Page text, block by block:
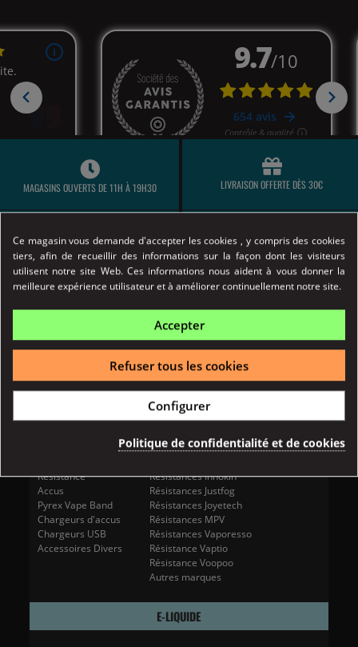
MAGASINS OUVERTS DE 11H À 19H30 LIVRAISON OFFERTE DÈS 30€
EXPÉDITION LE JOUR MÊME (AVANT 14H) PAIEMENT 100% SÉCURISÉ
Marchand approuvé par la Société des Avis Garantis,
ici pour vérifier.
CIGARETTE ÉLECTRONIQUE
Kits simples
Resistance
Accus
Pyrex Vape Band
Chargeurs d'accus
Chargeurs USB
Accessoires Divers
RÉSISTANCES
Résistance Aspire
Résistance Dotmod
Résistances Innokin
Résistances Justfog
Résistances Joyetech
Résistances MPV
Résistances Vaporesso
Résistance Vaptio
Résistance Voopoo
Autres marques
E-LIQUIDE
Ce magasin vous demande d'accepter les cookies , y compris des cookies
tiers, afin de recueillir des informations sur la façon dont les visiteurs
utilisent notre site Web. Ces informations nous aident à vous donner la
meilleure expérience utilisateur et à améliorer continuellement notre site.
Accepter
Refuser tous les cookies
Configurer
Politique de confidentialité et de cookies